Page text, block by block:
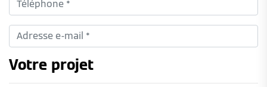
Votre projet